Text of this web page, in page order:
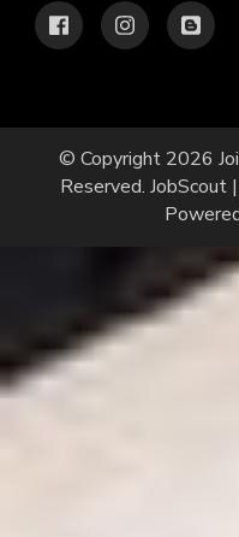
© Copyright 2026
Reserved. JobScout